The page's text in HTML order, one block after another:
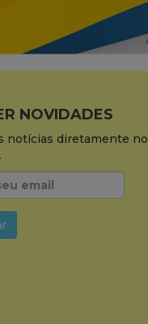
NOVIDADES
notícias diretamente no